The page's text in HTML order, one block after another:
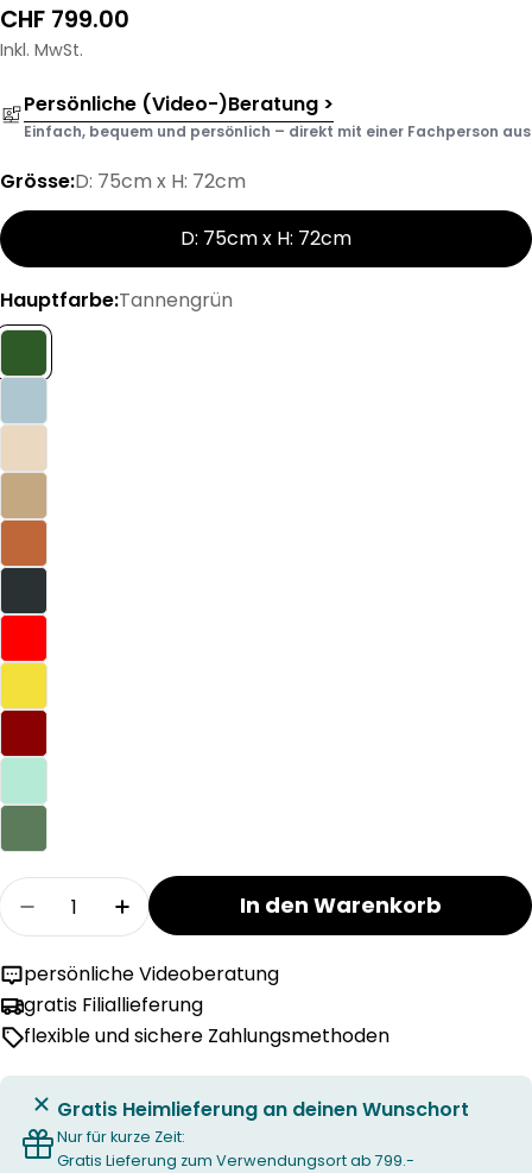
Regulärer
Preis
CHF 799.00
Inkl. MwSt.
Persönliche (Video-)Beratung >
Einfach, bequem und persönlich – direkt mit einer Fachperson aus
Grösse:D: 75cm x H: 72cm
D: 75cm x H: 72cm
Hauptfarbe:Tannengrün
Menge
Menge für Schaffner DAVOS Klapptisch
Menge für Schaffner DAVOS
In den Warenkorb
persönliche Videoberatung
gratis Filiallieferung
flexible und sichere Zahlungsmethoden
Gratis Heimlieferung an deinen Wunschort
Nur für kurze Zeit:
Gratis Lieferung zum Verwendungsort ab 799.-